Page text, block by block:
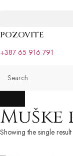
POZOVITE
+387 65 916 791
Showing the single result